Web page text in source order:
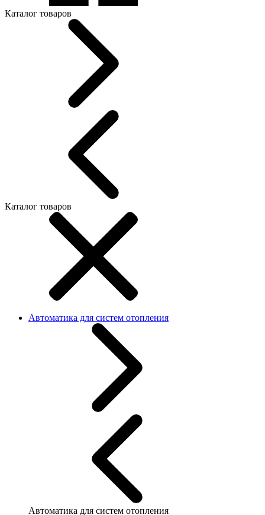
Каталог товаров
Каталог товаров
Автоматика для систем отопления
Автоматика для систем отопления